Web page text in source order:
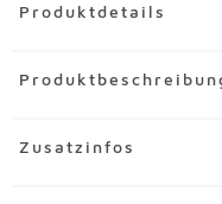
Produktdetails
Artikel Kleiderschrank
Mit seinem eleganten
Zusatzinfos